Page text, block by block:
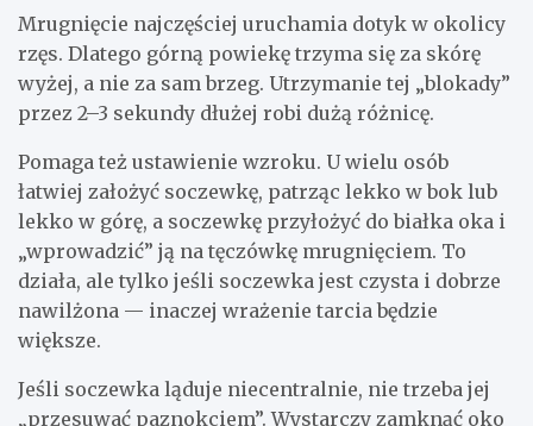
Mrugnięcie najczęściej uruchamia dotyk w okolicy
rzęs. Dlatego górną powiekę trzyma się za skórę
wyżej, a nie za sam brzeg. Utrzymanie tej „blokady”
przez 2–3 sekundy dłużej robi dużą różnicę.
Pomaga też ustawienie wzroku. U wielu osób
łatwiej założyć soczewkę, patrząc lekko w bok lub
lekko w górę, a soczewkę przyłożyć do białka oka i
„wprowadzić” ją na tęczówkę mrugnięciem. To
działa, ale tylko jeśli soczewka jest czysta i dobrze
nawilżona — inaczej wrażenie tarcia będzie
większe.
Jeśli soczewka ląduje niecentralnie, nie trzeba jej
„przesuwać paznokciem”. Wystarczy zamknąć oko